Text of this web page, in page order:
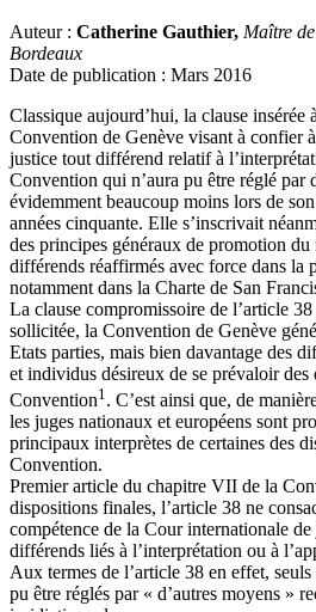
Auteur : Catherine Gauthier, Maître
Bordeaux
Date de publication : Mars 2016
Classique aujourd’hui, la clause insérée
Convention de Genève visant à confier
justice tout différend relatif à
Convention qui n’aura pu être réglé par
évidemment beaucoup moins lors de
années cinquante. Elle s’inscrivait
des principes généraux de promotion
différends réaffirmés avec force dans la
notamment dans la Charte de San
La clause compromissoire de l’article 38
sollicitée, la Convention de Genève
Etats parties, mais bien davantage des
et individus désireux de se prévaloir des
Convention1 . C’est ainsi que, de
les juges nationaux et européens sont
principaux interprètes de certaines des
Convention.
Premier article du chapitre VII de la
dispositions finales, l’article 38 ne
compétence de la Cour internationale
différends liés à l’interprétation ou à
Aux termes de l’article 38 en effet,
pu être réglés par « d’autres moyens »